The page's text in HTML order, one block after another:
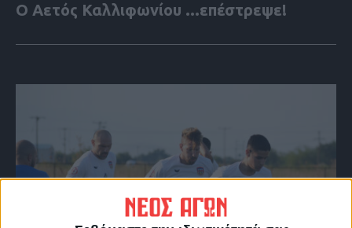
Ο Αετός Καλλιφωνίου ...επέστρεψε!